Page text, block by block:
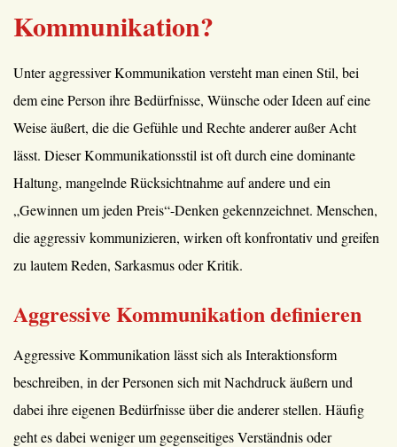
Kommunikation?
Unter aggressiver Kommunikation versteht man einen Stil, bei
dem eine Person ihre Bedürfnisse, Wünsche oder Ideen auf eine
Weise äußert, die die Gefühle und Rechte anderer außer Acht
lässt. Dieser Kommunikationsstil ist oft durch eine dominante
Haltung, mangelnde Rücksichtnahme auf andere und ein
„Gewinnen um jeden Preis“-Denken gekennzeichnet. Menschen,
die aggressiv kommunizieren, wirken oft konfrontativ und greifen
zu lautem Reden, Sarkasmus oder Kritik.
Aggressive Kommunikation definieren
Aggressive Kommunikation lässt sich als Interaktionsform
beschreiben, in der Personen sich mit Nachdruck äußern und
dabei ihre eigenen Bedürfnisse über die anderer stellen. Häufig
geht es dabei weniger um gegenseitiges Verständnis oder